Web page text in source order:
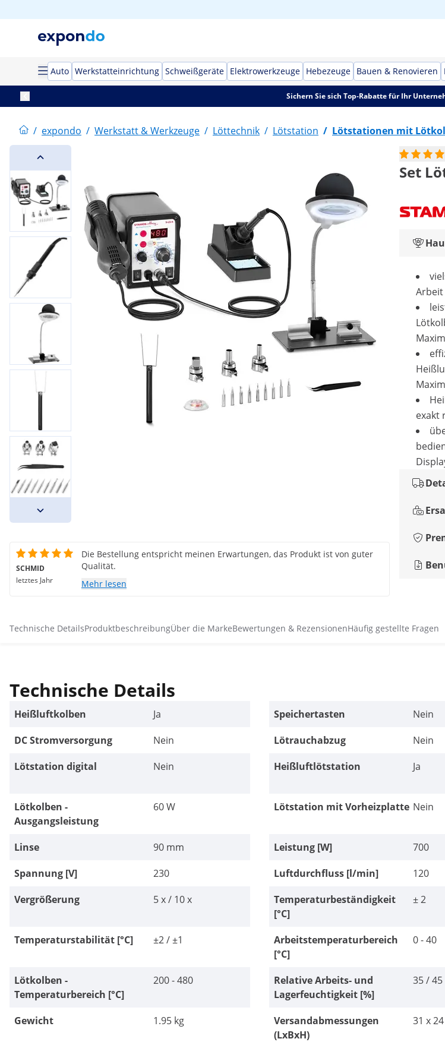
Auto Werkstatteinrichtung Schweißgeräte Elektrowerkzeuge Hebezeuge Bauen & Renovieren
Sichern Sie sich Top-Rabatte für Ihr
/ expondo / Werkstatt & Werkzeuge / Löttechnik / Lötstation / Lötstationen mit
Set
exakt
SCHMID
letztes Jahr
Die Bestellung entspricht meinen Erwartungen, das Produkt ist von guter
Qualität.
Mehr lesen
Technische DetailsProduktbeschreibungÜber die MarkeBewertungen & RezensionenHäufig gestellte Fragen
Technische Details
Heißluftkolben Ja Speichertasten Nein
DC Stromversorgung
Nein Lötrauchabzug Nein
Lötstation digital
Nein Heißluftlötstation Ja
Lötkolben -
Ausgangsleistung
60 W Lötstation mit Vorheizplatte Nein
Linse 90 mm Leistung [W] 700
Spannung [V]
230 Luftdurchfluss [l/min] 120
Vergrößerung
5 x / 10 x
Temperaturbeständigkeit
[°C]
± 2
Temperaturstabilität [°C] ±2 / ±1
Arbeitstemperaturbereich
[°C]
0 - 40
Lötkolben -
Temperaturbereich [°C]
200 - 480
Relative Arbeits- und
Lagerfeuchtigkeit [%]
35 / 45
Gewicht 1.95 kg
Versandabmessungen
(LxBxH)
31 x